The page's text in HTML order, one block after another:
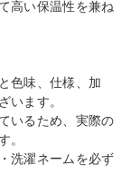
高い保温性を兼ね
色味、仕様、加
います。
いるため、実際の
。
洗濯ネームを必ず